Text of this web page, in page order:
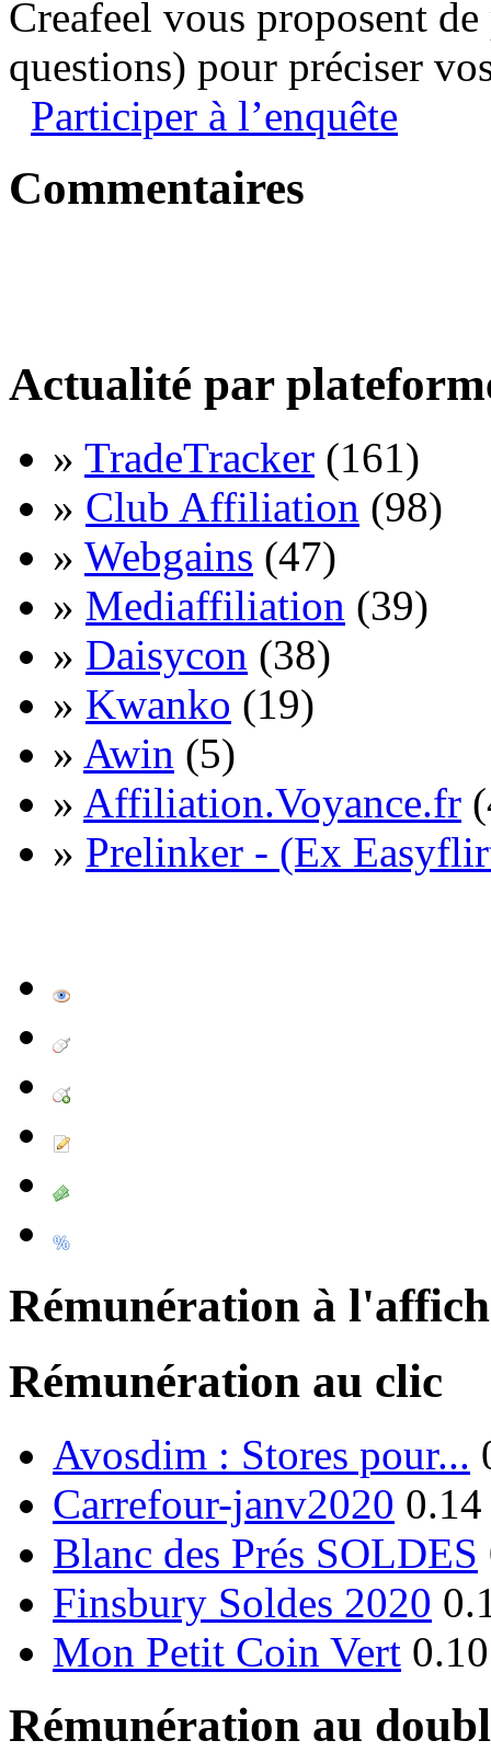
Creafeel vous proposent
questions) pour préciser
Participer à l’enquête
Commentaires
Actualité par
» TradeTracker (161)
» Club Affiliation (98)
» Webgains (47)
» Mediaffiliation (39)
» Daisycon (38)
» Kwanko (19)
» Awin (5)
» Affiliation.Voyance.fr
» Prelinker - (Ex
Rémunération à
Rémunération au clic
Avosdim : Stores pour...
Carrefour-janv2020
Blanc des Prés SOLDES
Finsbury Soldes 2020
Mon Petit Coin Vert
Rémunération au